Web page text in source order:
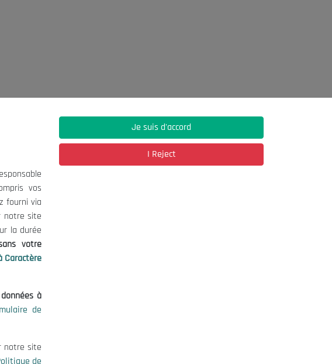
or Initiatives?
le premier à découvrir
Address
03, Rue Hassane Ibn Naamane Les Vergers
Council (NESC)
vos
fourni via
notre site
la durée
votre
Caractère
à
de
notre site
de
Je suis d'accord
I Reject